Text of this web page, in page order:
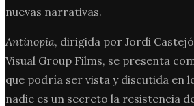
nuevas narrativas.
Antinopia, dirigida por Jordi
Visual Group Films, se presenta
que podría ser vista y discutida en
nadie es un secreto la resistencia